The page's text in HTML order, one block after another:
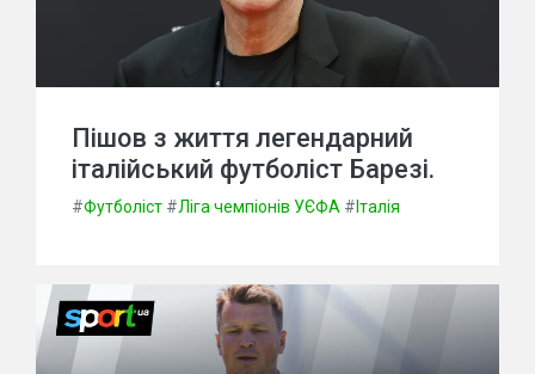
Пішов з життя легендарний
італійський футболіст Барезі.
#Футболіст #Ліга чемпіонів УЄФА # Італія